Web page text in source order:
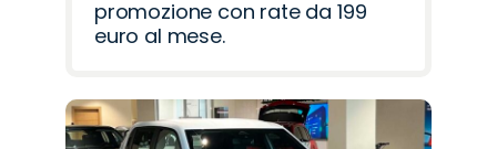
promozione con rate da 199
euro al mese.